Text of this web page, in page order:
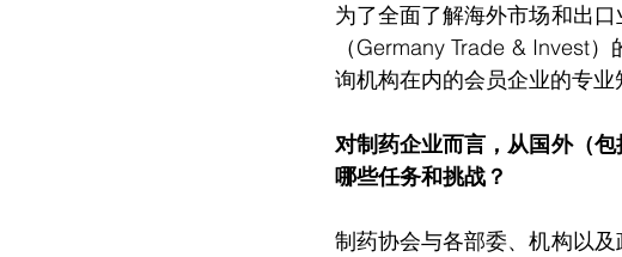
为了全面了解海外市场和出
（Germany Trade & Invest
询机构在内的会员企业的专业
对制药企业而言，从国外（
哪些任务和挑战？
制药协会与各部委、机构以